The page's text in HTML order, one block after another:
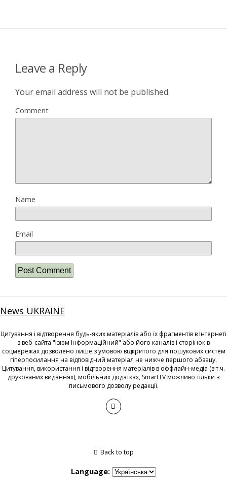
Leave a Reply
Your email address will not be published.
Comment
Name
Email
News UKRAINE
Цитування і відтворення будь-яких матеріалів або їх фрагментів в Інтернеті
з веб-сайта "Ізюм Інформаційний" або його каналів і сторінок в
соцмережах дозволено лише з умовою відкритого для пошукових систем
гіперпосилання на відповідний матеріал не нижче першого абзацу.
Цитування, використання і відтворення матеріалів в оффлайн-медіа (в т.ч.
друкованих виданнях), мобільних додатках, SmartTV можливо тільки з
письмового дозволу редакції.
Back to top
Language: